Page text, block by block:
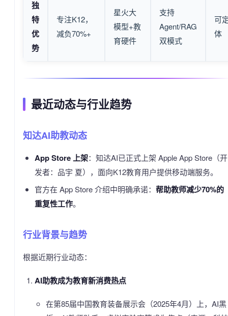
独
特
优
势
专注K12，
减负70%+
星火大
模型+教
育硬件
支持
Agent/RAG
双模式
可
体
最近动态与行业趋势
知达AI助教动态
App Store 上架：知达AI已正式上架 Apple App Store（开
发者：品宇 夏），面向K12教育用户提供移动端服务。
官方在 App Store 介绍中明确承诺： 帮助教师减少70%的
重复性工作。
行业背景与趋势
根据近期行业动态：
AI助教成为教育新消费热点
在第85届中国教育装备展示会（2025年4月）上，AI黑